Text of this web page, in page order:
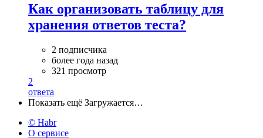
Как организовать таблицу для
хранения ответов теста?
2 подписчика
более года назад
321 просмотр
2
ответа
Показать ещё Загружается…
© Habr
О сервисе